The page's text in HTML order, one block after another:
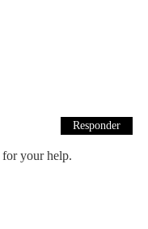
Responder
your help.